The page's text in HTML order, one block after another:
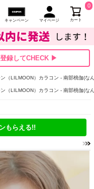
キャンペーン マイページ カート
0
録してCHECK ▶
ン（LILMOON）カラコン - 南部桃伽(な
ン（LILMOON）カラコン - 南部桃伽(な
もらえる!!